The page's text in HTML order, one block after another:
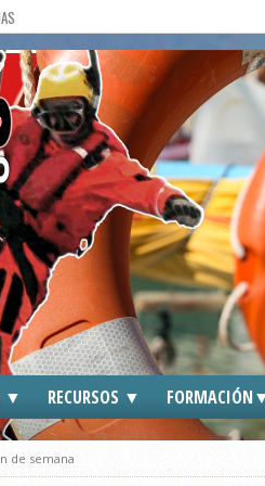
▼ RECURSOS ▼
ENLACES DE INTERES
TRAFFIC
CGT ►
de semana